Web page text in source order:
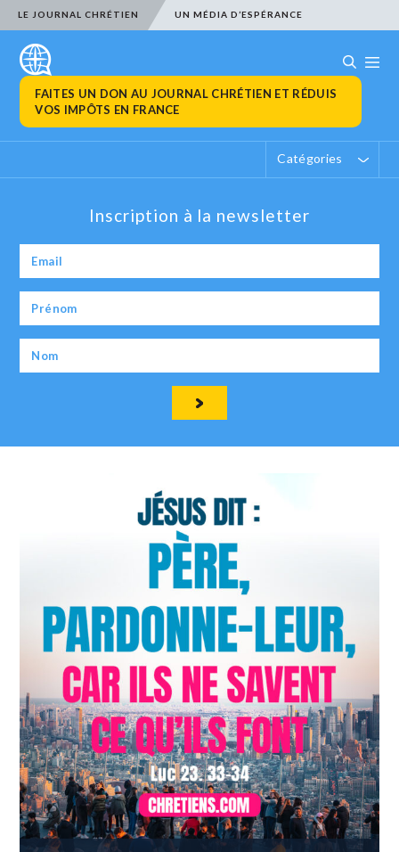
LE JOURNAL CHRÉTIEN UN MÉDIA D’ESPÉRANCE
FAITES UN DON AU JOURNAL CHRÉTIEN ET RÉDUIS
VOS IMPÔTS EN FRANCE
Catégories
Inscription à la newsletter